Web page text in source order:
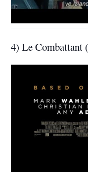
4) Le Combattant